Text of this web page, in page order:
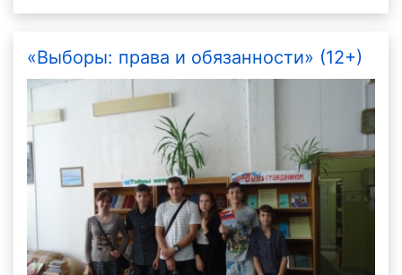
«Выборы: права и обязанности» (12+)